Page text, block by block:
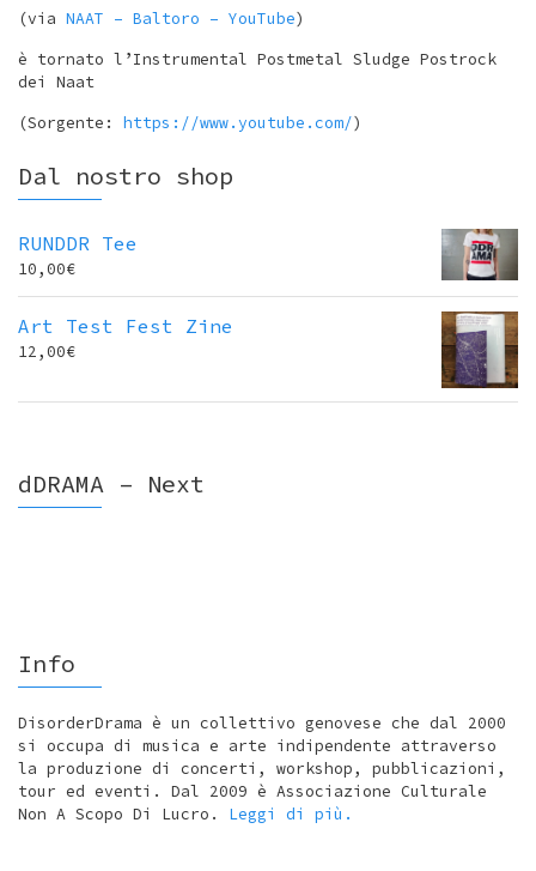
(via NAAT – Baltoro – YouTube)
è tornato l’Instrumental Postmetal Sludge Postrock
dei Naat
(Sorgente: https://www.youtube.com/)
Dal nostro shop
RUNDDR Tee
10,00€
Art Test Fest Zine
12,00€
dDRAMA – Next
Info
DisorderDrama è un collettivo genovese che dal 2000
si occupa di musica e arte indipendente attraverso
la produzione di concerti, workshop, pubblicazioni,
tour ed eventi. Dal 2009 è Associazione Culturale
Non A Scopo Di Lucro. Leggi di più.